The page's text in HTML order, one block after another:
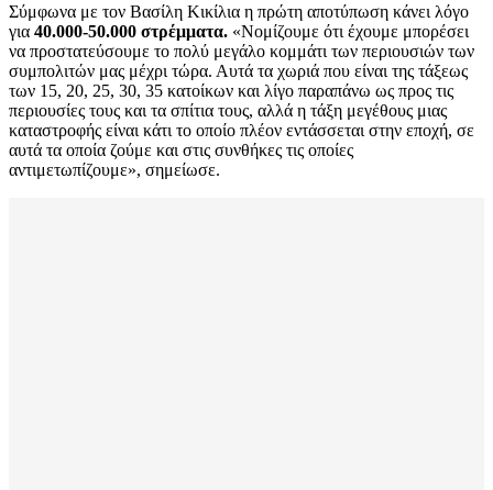
Σύμφωνα με τον Βασίλη Κικίλια η πρώτη αποτύπωση κάνει λόγο
για 40.000-50.000 στρέμματα. «Νομίζουμε ότι έχουμε μπορέσει
να προστατεύσουμε το πολύ μεγάλο κομμάτι των περιουσιών των
συμπολιτών μας μέχρι τώρα. Αυτά τα χωριά που είναι της τάξεως
των 15, 20, 25, 30, 35 κατοίκων και λίγο παραπάνω ως προς τις
περιουσίες τους και τα σπίτια τους, αλλά η τάξη μεγέθους μιας
καταστροφής είναι κάτι το οποίο πλέον εντάσσεται στην εποχή, σε
αυτά τα οποία ζούμε και στις συνθήκες τις οποίες
αντιμετωπίζουμε», σημείωσε.